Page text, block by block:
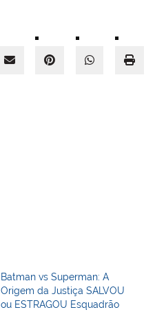
Batman vs Superman: A
Origem da Justiça SALVOU
ou ESTRAGOU Esquadrão